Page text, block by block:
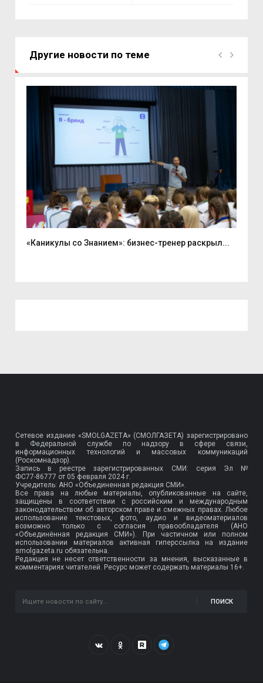
Другие новости по теме
«Каникулы со Знанием»: бизнес-тренер раскрыл...
Сетевое издание «SMOLGAZETA» (СМОЛГАЗЕТА) зарегистрировано
в Федеральной службе по надзору в сфере связи,
информационных технологий и массовых коммуникаций
(Роскомнадзор).
Запись в реестре зарегистрированных СМИ: серия Эл №
ФС77-86777 от 05 февраля 2024 г.
Учредитель: АНО «Объединенная редакция СМИ».
Все права на любые материалы, опубликованные на сайте,
защищены в соответствии с российским и международным
законодательством об авторском праве и смежных правах. Любое
использование текстовых, фото, аудио и видеоматериалов
возможно только с согласия правообладателя (АНО
«Объединённая редакция СМИ»). При частичном или полном
использовании материалов активная гиперссылка на издание
smolgazeta.ru обязательна.
Редакция не несет ответственности за мнения, высказанные в
комментариях читателей. Ресурс может содержать материалы 16+.
ПОИСК